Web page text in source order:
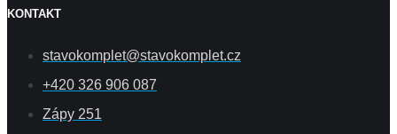
KONTAKT
stavokomplet@stavokomplet.cz
+420 326 906 087
Zápy 251